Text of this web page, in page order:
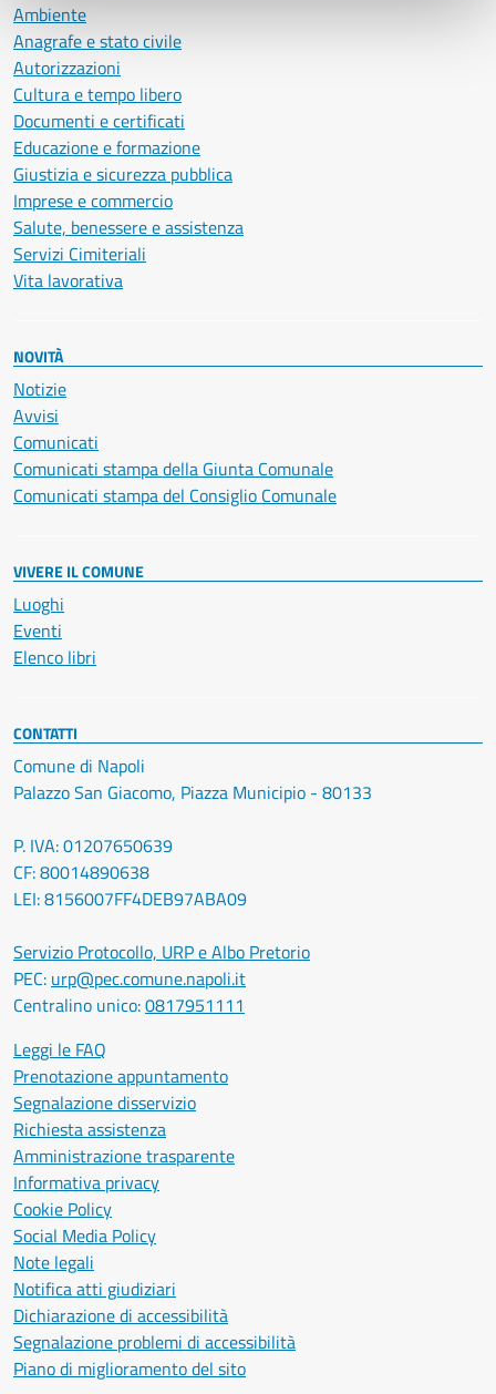
Ambiente
Anagrafe e stato civile
Autorizzazioni
Cultura e tempo libero
Documenti e certificati
Educazione e formazione
Giustizia e sicurezza pubblica
Imprese e commercio
Salute, benessere e assistenza
Servizi Cimiteriali
Vita lavorativa
NOVITÀ
Notizie
Avvisi
Comunicati
Comunicati stampa della Giunta Comunale
Comunicati stampa del Consiglio Comunale
VIVERE IL COMUNE
Luoghi
Eventi
Elenco libri
CONTATTI
Comune di Napoli
Palazzo San Giacomo, Piazza Municipio - 80133
P. IVA: 01207650639
CF: 80014890638
LEI: 8156007FF4DEB97ABA09
Servizio Protocollo, URP e Albo Pretorio
PEC: urp@pec.comune.napoli.it
Centralino unico:0817951111
Leggi le FAQ
Prenotazione appuntamento
Segnalazione disservizio
Richiesta assistenza
Amministrazione trasparente
Informativa privacy
Cookie Policy
Social Media Policy
Note legali
Notifica atti giudiziari
Dichiarazione di accessibilità
Segnalazione problemi di accessibilità
Piano di miglioramento del sito